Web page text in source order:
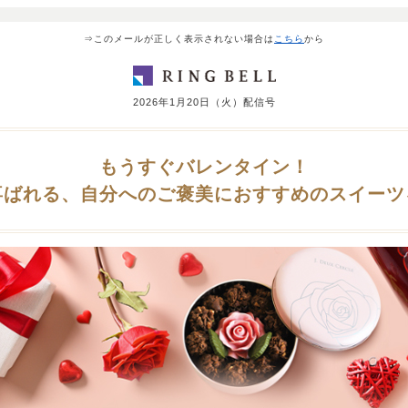
⇒このメールが正しく表示されない場合は こちらから
2026年1月20日（火）配信号
もうすぐバレンタイン！
れる、自分へのご褒美におすすめのスイー